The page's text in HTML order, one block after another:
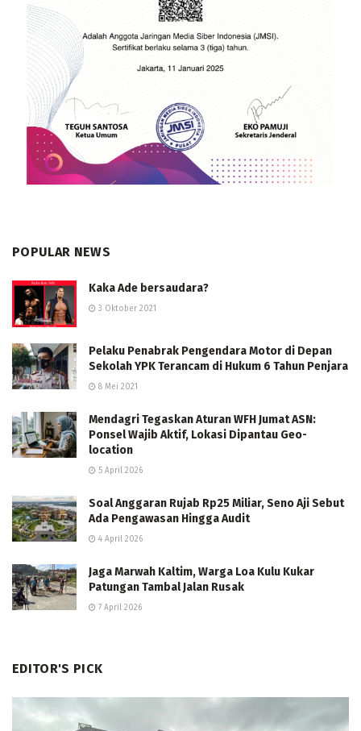
POPULAR NEWS
Kaka Ade bersaudara?
3 Oktober 2021
Pelaku Penabrak Pengendara Motor di Depan
Sekolah YPK Terancam di Hukum 6 Tahun Penjara
8 Mei 2021
Mendagri Tegaskan Aturan WFH Jumat ASN:
Ponsel Wajib Aktif, Lokasi Dipantau Geo-
location
5 April 2026
Soal Anggaran Rujab Rp25 Miliar, Seno Aji Sebut
Ada Pengawasan Hingga Audit
4 April 2026
Jaga Marwah Kaltim, Warga Loa Kulu Kukar
Patungan Tambal Jalan Rusak
7 April 2026
EDITOR'S PICK